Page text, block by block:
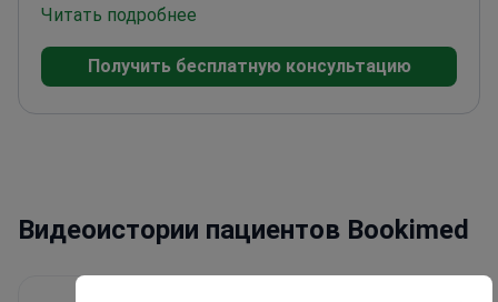
Варшаве. Он также является доктором наук,
защитившим диссертацию в Collegium Medicum
в Быдгоще (Университет Николая Коперника в
консультации для отбора пациентов на
Читать подробнее
Получить бесплатную консультацию
Видеоистории пациентов Bookimed